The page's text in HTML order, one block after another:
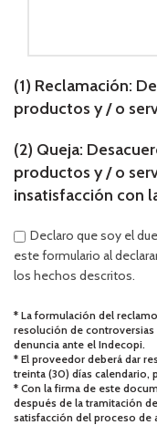
(1) Reclamación:
productos y / o
(2) Queja:
productos y / o
insatisfacción con
Declaro que soy el
este formulario al
los hechos descritos.
* La formulación del
resolución de controversias
denuncia ante el Indecopi.
* El proveedor deberá dar
treinta (30) días calendario,
* Con la firma de este
después de la tramitación
satisfacción del proceso de